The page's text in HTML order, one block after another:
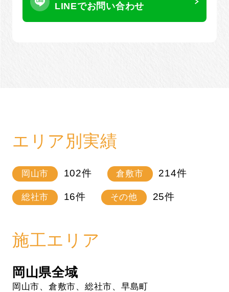
LINEでお問い合わせ
エリア別実績
岡山市 102件 倉敷市 214件
総社市 16件 その他 25件
施工エリア
岡山県全域
岡山市、倉敷市、総社市、早島町